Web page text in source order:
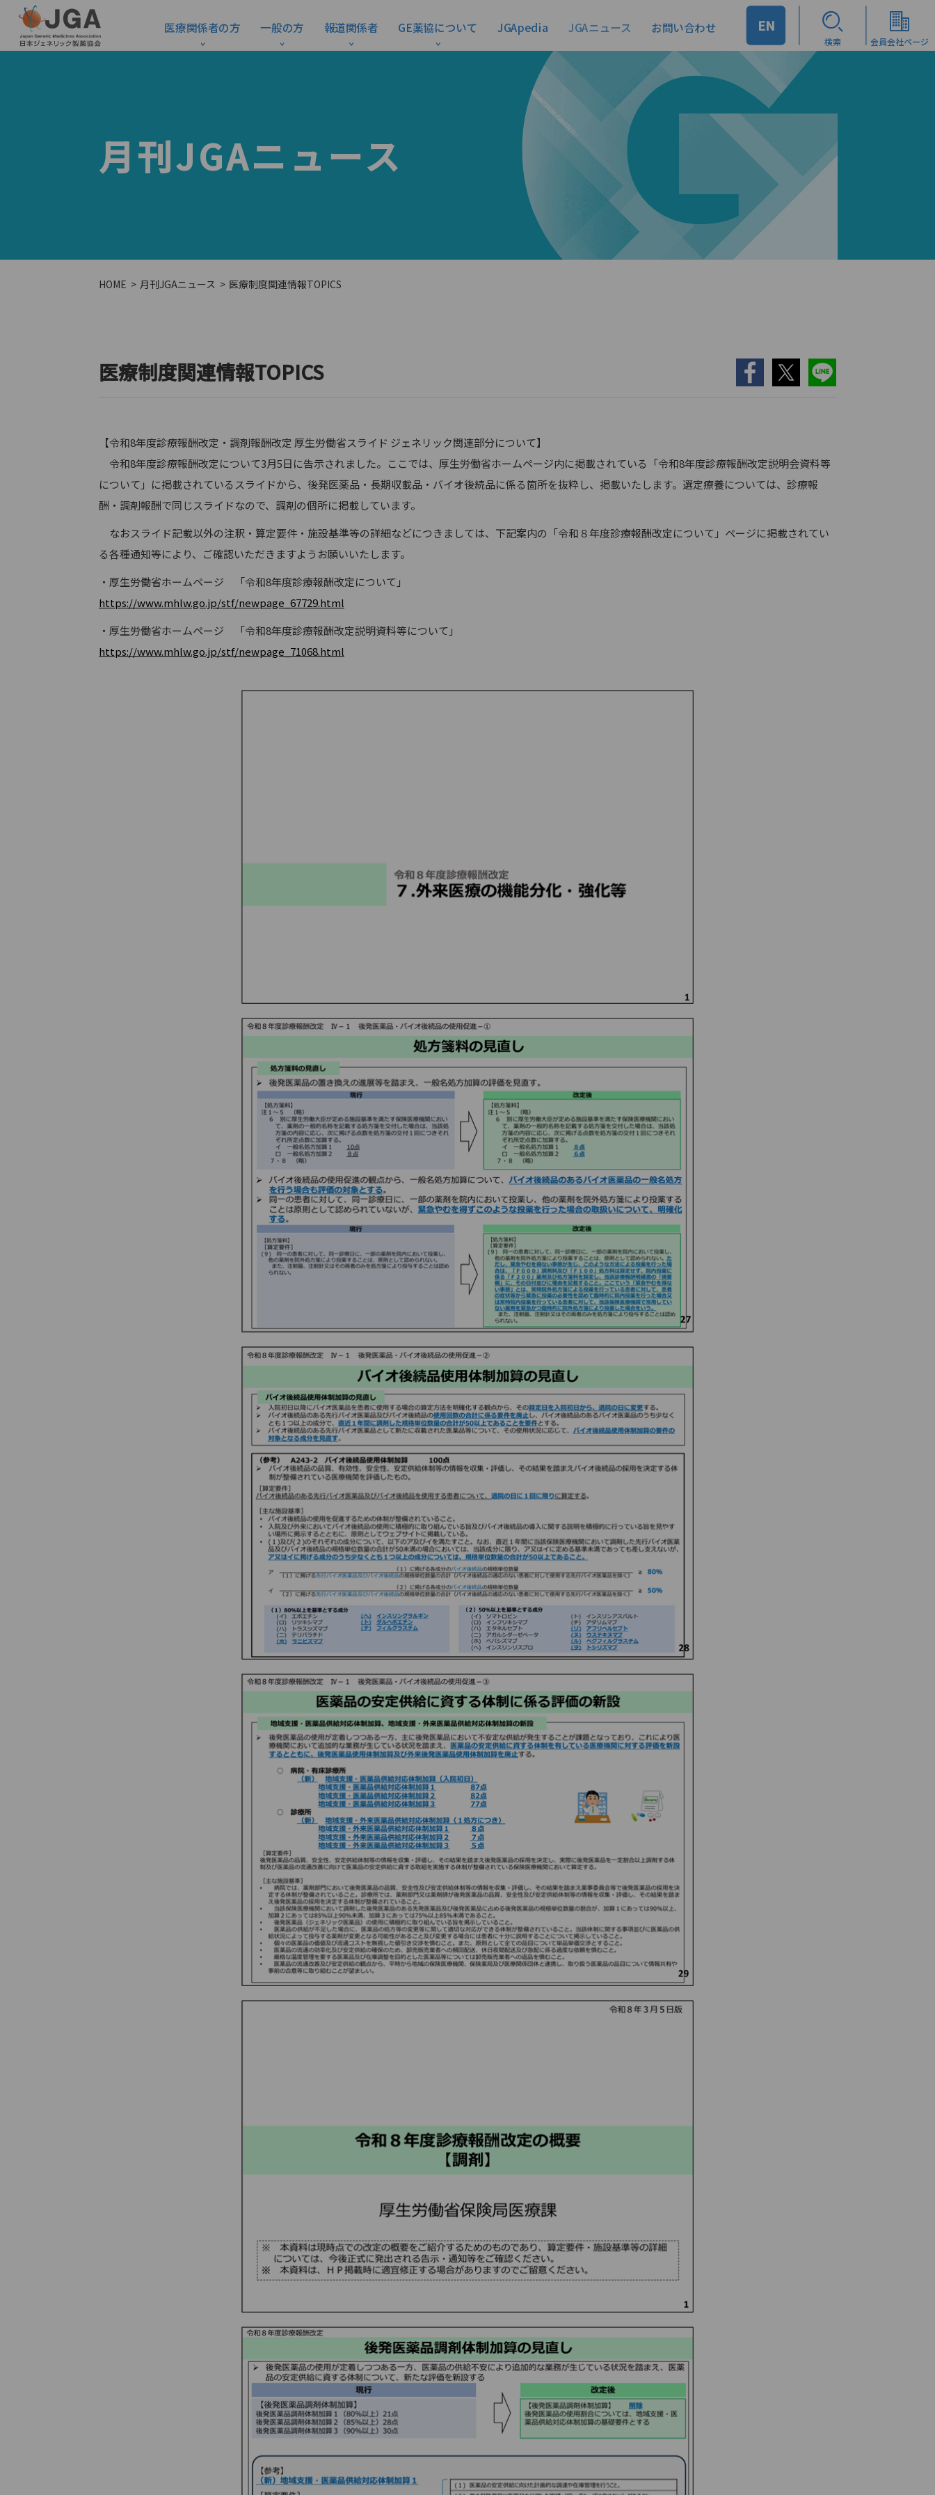
医療関係者の方 一般の方 報道関係者 GE薬協について JGApedia JGAニュース お問い合わせ EN
検索 会員会社ページ
月刊JGAニュース
HOME 月刊JGAニュース 医療制度関連情報TOPICS
医療制度関連情報TOPICS
【令和8年度診療報酬改定・調剤報酬改定 厚生労働省スライド ジェネリック関連部分について】
令和8年度診療報酬改定について3月5日に告示されました。ここでは、厚生労働省ホームページ内に掲載されている「令和8年度診療報酬改定説明会資料等
について」に掲載されているスライドから、後発医薬品・長期収載品・バイオ後続品に係る箇所を抜粋し、掲載いたします。選定療養については、診療報
酬・調剤報酬で同じスライドなので、調剤の個所に掲載しています。
なおスライド記載以外の注釈・算定要件・施設基準等の詳細などにつきましては、下記案内の「令和８年度診療報酬改定について」ページに掲載されてい
る各種通知等により、ご確認いただきますようお願いいたします。
・厚生労働省ホームページ 「令和8年度診療報酬改定について」
https://www.mhlw.go.jp/stf/newpage_67729.html
・厚生労働省ホームページ 「令和8年度診療報酬改定説明資料等について」
https://www.mhlw.go.jp/stf/newpage_71068.html